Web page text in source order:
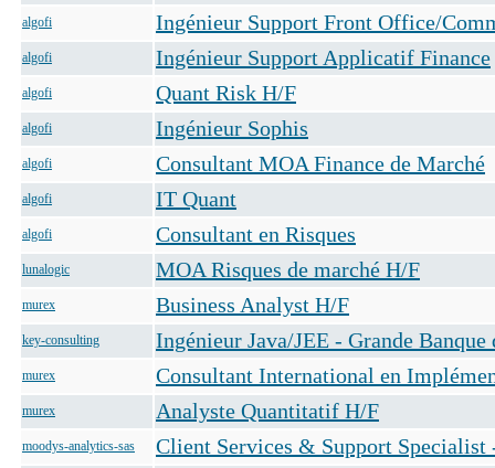
algofi Ingénieur Support Front Office/
algofi Ingénieur Support Applicatif Finance
algofi Quant Risk H/F
algofi Ingénieur Sophis
algofi Consultant MOA Finance de Marché
algofi IT Quant
algofi Consultant en Risques
lunalogic MOA Risques de marché H/F
murex Business Analyst H/F
key-consulting Ingénieur Java/JEE - Grande
murex Consultant International en
murex Analyste Quantitatif H/F
moodys-analytics-sas Client Services & Support Specialist